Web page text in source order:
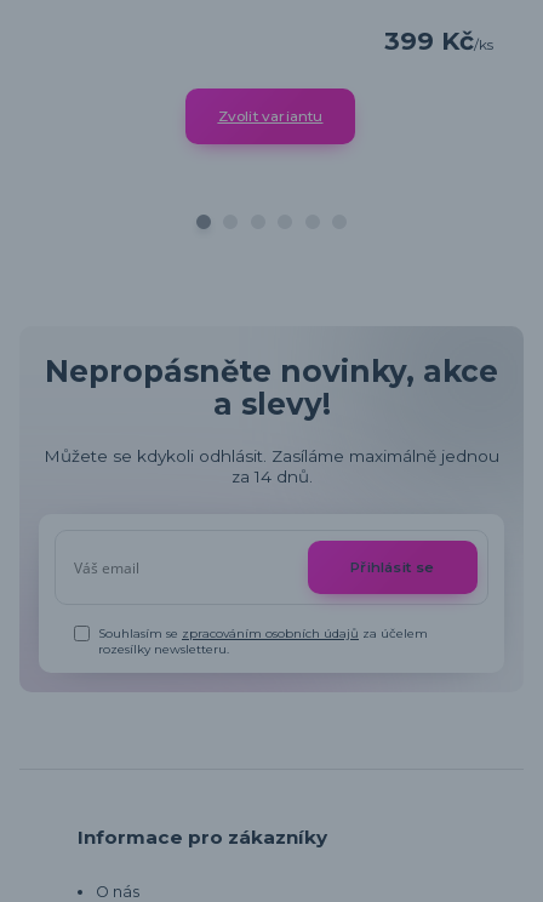
399 Kč/ks
Zvolit variantu
Nepropásněte novinky, akce
a slevy!
Můžete se kdykoli odhlásit. Zasíláme maximálně jednou
za 14 dnů.
Přihlásit se
Souhlasím se zpracováním osobních údajů za účelem
rozesílky newsletteru.
Informace pro zákazníky
O nás